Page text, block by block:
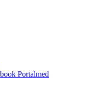
Portalmed